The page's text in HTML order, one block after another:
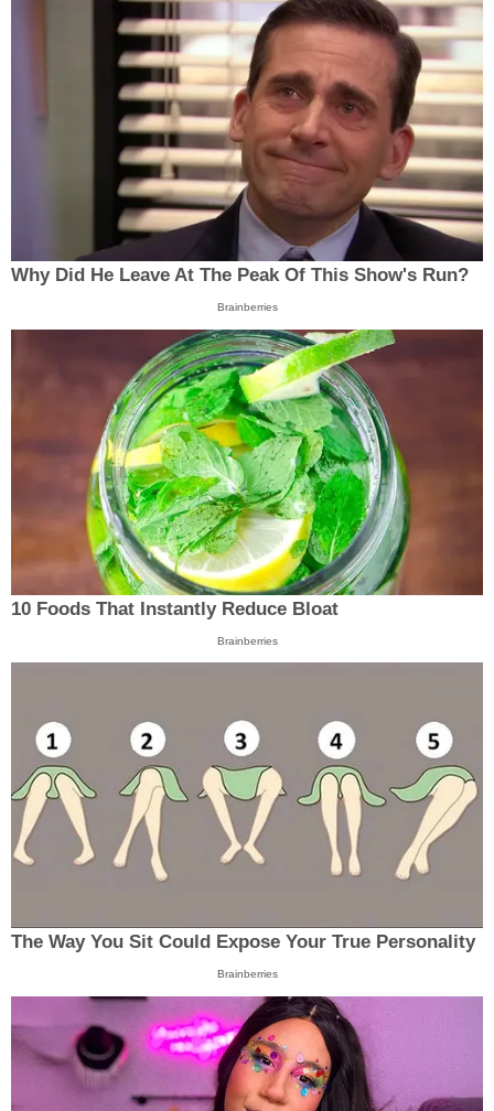
Why Did He Leave At The Peak Of This Show's Run?
Brainberries
10 Foods That Instantly Reduce Bloat
Brainberries
The Way You Sit Could Expose Your True Personality
Brainberries